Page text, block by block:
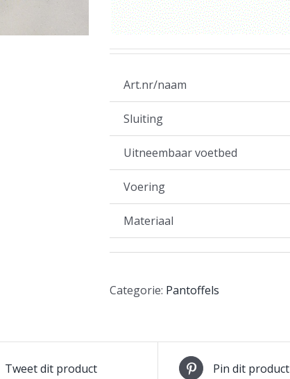
Art.nr/naam
Sluiting
Uitneembaar voetbed
Voering
Materiaal
Categorie: Pantoffels
Tweet dit product Pin dit product